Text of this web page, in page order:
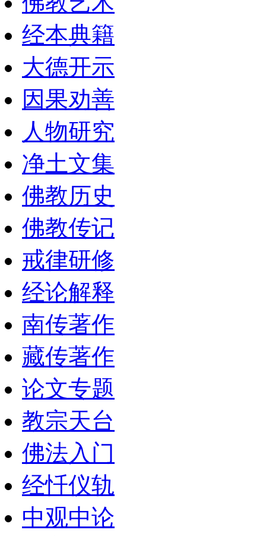
经本典籍
大德开示
因果劝善
人物研究
净土文集
佛教历史
佛教传记
戒律研修
经论解释
南传著作
藏传著作
论文专题
教宗天台
佛法入门
经忏仪轨
中观中论